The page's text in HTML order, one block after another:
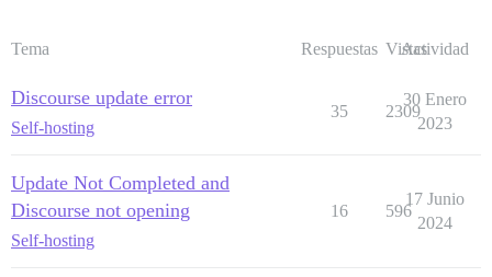
Tema Respuestas Vistas
Actividad
Discourse update error
Self-hosting
35 2309
30 Enero
2023
Update Not Completed and
Discourse not opening
Self-hosting
16 596
17 Junio
2024